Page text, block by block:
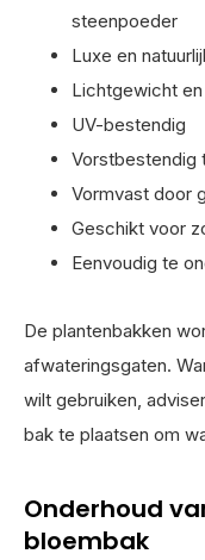
steenpoeder
Luxe en
Lichtgewicht
UV-bestendig
Vorstbestendig
Vormvast door
Geschikt voor
Eenvoudig te
De plantenbakken
afwateringsgaten.
wilt gebruiken,
bak te plaatsen om
Onderhoud
bloembak